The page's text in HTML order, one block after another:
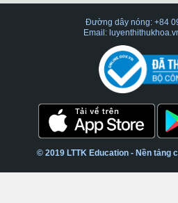
Đường dây nóng: +84
Email:
© 2019 LTTK Education - Nền tảng